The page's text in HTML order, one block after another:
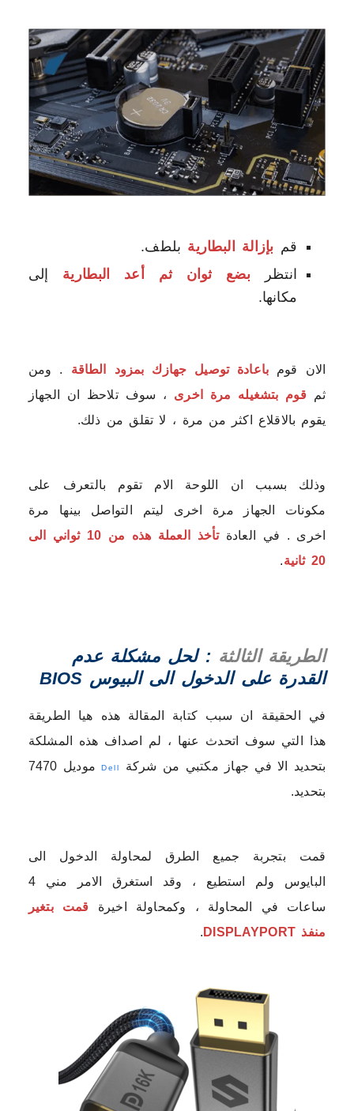
قم بإزالة البطارية بلطف.
انتظر بضع ثوان ثم أعد البطارية إلى
مكانها.
الان قوم باعادة توصيل جهازك بمزود الطاقة . ومن
ثمقوم بتشغيله مرة اخرى ، سوف تلاحظ ان الجهاز
يقوم بالاقلاع اكثر من مرة ، لا تقلق من ذلك.
وذلك بسبب ان اللوحة الام تقوم بالتعرف على
مكونات الجهاز مرة اخرى ليتم التواصل بينها مرة
اخرى . في العادة
تأخذ العملة هذه من 10 ثواني الى
20 ثانية
.
الطريقة الثالثة : لحل مشكلة عدم
القدرة على الدخول الى البيوس BIOS
في الحقيقة ان سبب كتابة المقالة هذه هيا الطريقة
هذا التي سوف اتحدث عنها ، لم اصداف هذه المشلكة
بتحديد الا في جهاز مكتبي من شركة
Dell
موديل 7470
بتحديد.
قمت بتجربة جميع الطرق لمحاولة الدخول الى
البايوس ولم استطيع ، وقد استغرق الامر مني 4
ساعات في المحاولة ، وكمحاولة اخيرة قمت بتغير
منفذ DISPLAYPORT
.